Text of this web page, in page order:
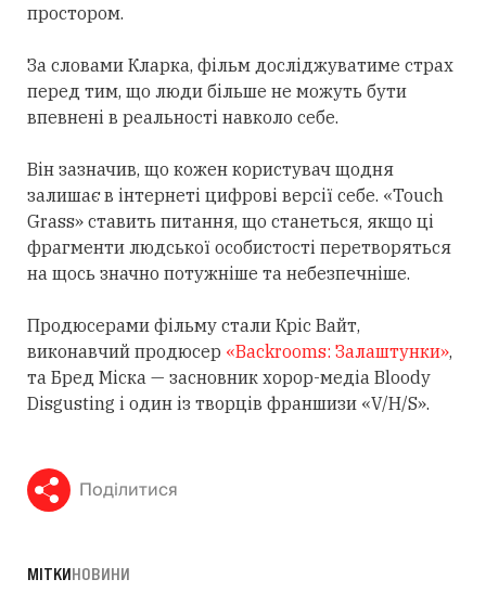
простором.
За словами Кларка, фільм досліджуватиме страх
перед тим, що люди більше не можуть бути
впевнені в реальності навколо себе.
Він зазначив, що кожен користувач щодня
залишає в інтернеті цифрові версії себе. «Touch
Grass» ставить питання, що станеться, якщо ці
фрагменти людської особистості перетворяться
на щось значно потужніше та небезпечніше.
Продюсерами фільму стали Кріс Вайт,
виконавчий продюсер «Backrooms: Залаштунки»,
та Бред Міска — засновник хорор-медіа Bloody
Disgusting і один із творців франшизи «V/H/S».
Поділитися
МІТКИНОВИНИ